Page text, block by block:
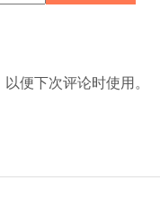
便下次评论时使用。